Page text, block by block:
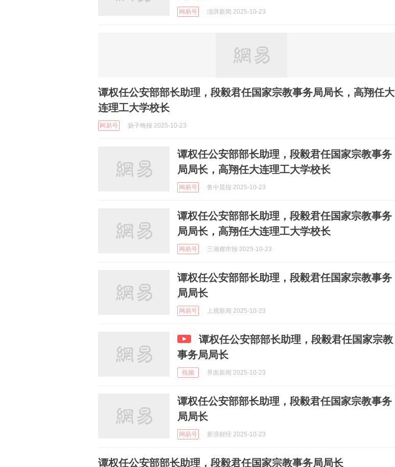
网易号 澎湃新闻 2025-10-23
谭权任公安部部长助理，段毅君任国家宗教事务局局长，高翔任大
连理工大学校长
网易号 扬子晚报 2025-10-23
谭权任公安部部长助理，段毅君任国家宗教事务
局局长，高翔任大连理工大学校长
网易号 鲁中晨报 2025-10-23
谭权任公安部部长助理，段毅君任国家宗教事务
局局长，高翔任大连理工大学校长
网易号 三湘都市报 2025-10-23
谭权任公安部部长助理，段毅君任国家宗教事务
局局长
网易号 上观新闻 2025-10-23
谭权任公安部部长助理，段毅君任国家宗教
事务局局长
视频 界面新闻 2025-10-23
谭权任公安部部长助理，段毅君任国家宗教事务
局局长
网易号 新浪财经 2025-10-23
谭权任公安部部长助理，段毅君任国家宗教事务局局长